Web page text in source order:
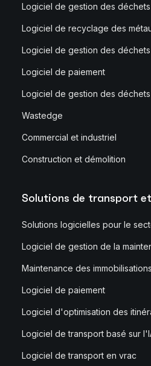
Logiciel de gestion des déchets
Logiciel de recyclage des
Logiciel de gestion des
Logiciel de paiement
Logiciel de gestion des
Wastedge
Commercial et industriel
Construction et démolition
Solutions de transport
Solutions logicielles pour le
Logiciel de gestion de la
Maintenance des immobilisations
Logiciel de paiement
Logiciel d'optimisation des
Logiciel de transport basé sur
Logiciel de transport en vrac